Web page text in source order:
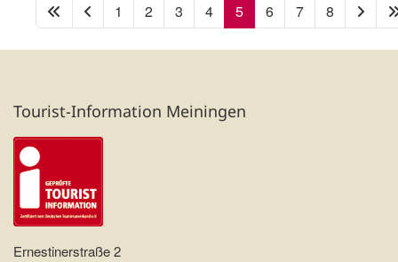
Seite 5 von 8
1 2 3 4 5 6 7 8
Tourist-Information Meiningen
Ernestinerstraße 2